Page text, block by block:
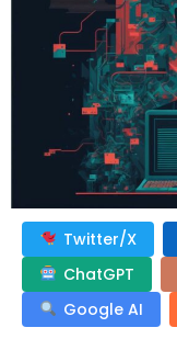
Twitter/X
ChatGPT
Google AI